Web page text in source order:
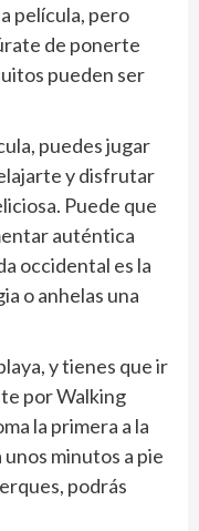
película, pero
de ponerte
pueden ser
puedes jugar
y disfrutar
Puede que
auténtica
occidental es la
o anhelas una
y tienes que ir
por Walking
la primera a la
minutos a pie
podrás